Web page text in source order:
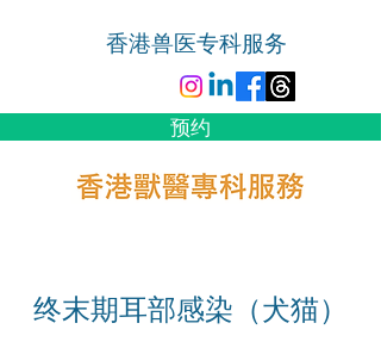
香港兽医专科服务
预约
终末期耳部感染（犬猫）